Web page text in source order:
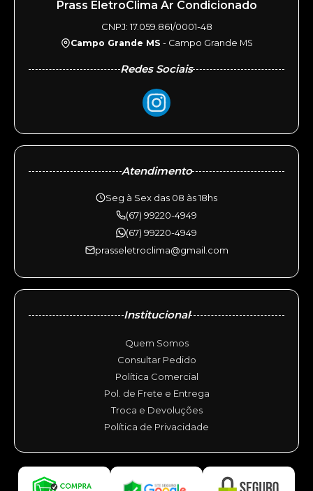
Prass EletroClima Ar Condicionado
CNPJ: 17.059.861/0001-48
Campo Grande MS - Campo Grande MS
Redes Sociais
Atendimento
Seg à Sex das 08 às 18hs
(67) 99220-4949
(67) 99220-4949
prasseletroclima@gmail.com
Institucional
Quem Somos
Consultar Pedido
Política Comercial
Pol. de Frete e Entrega
Troca e Devoluções
Política de Privacidade